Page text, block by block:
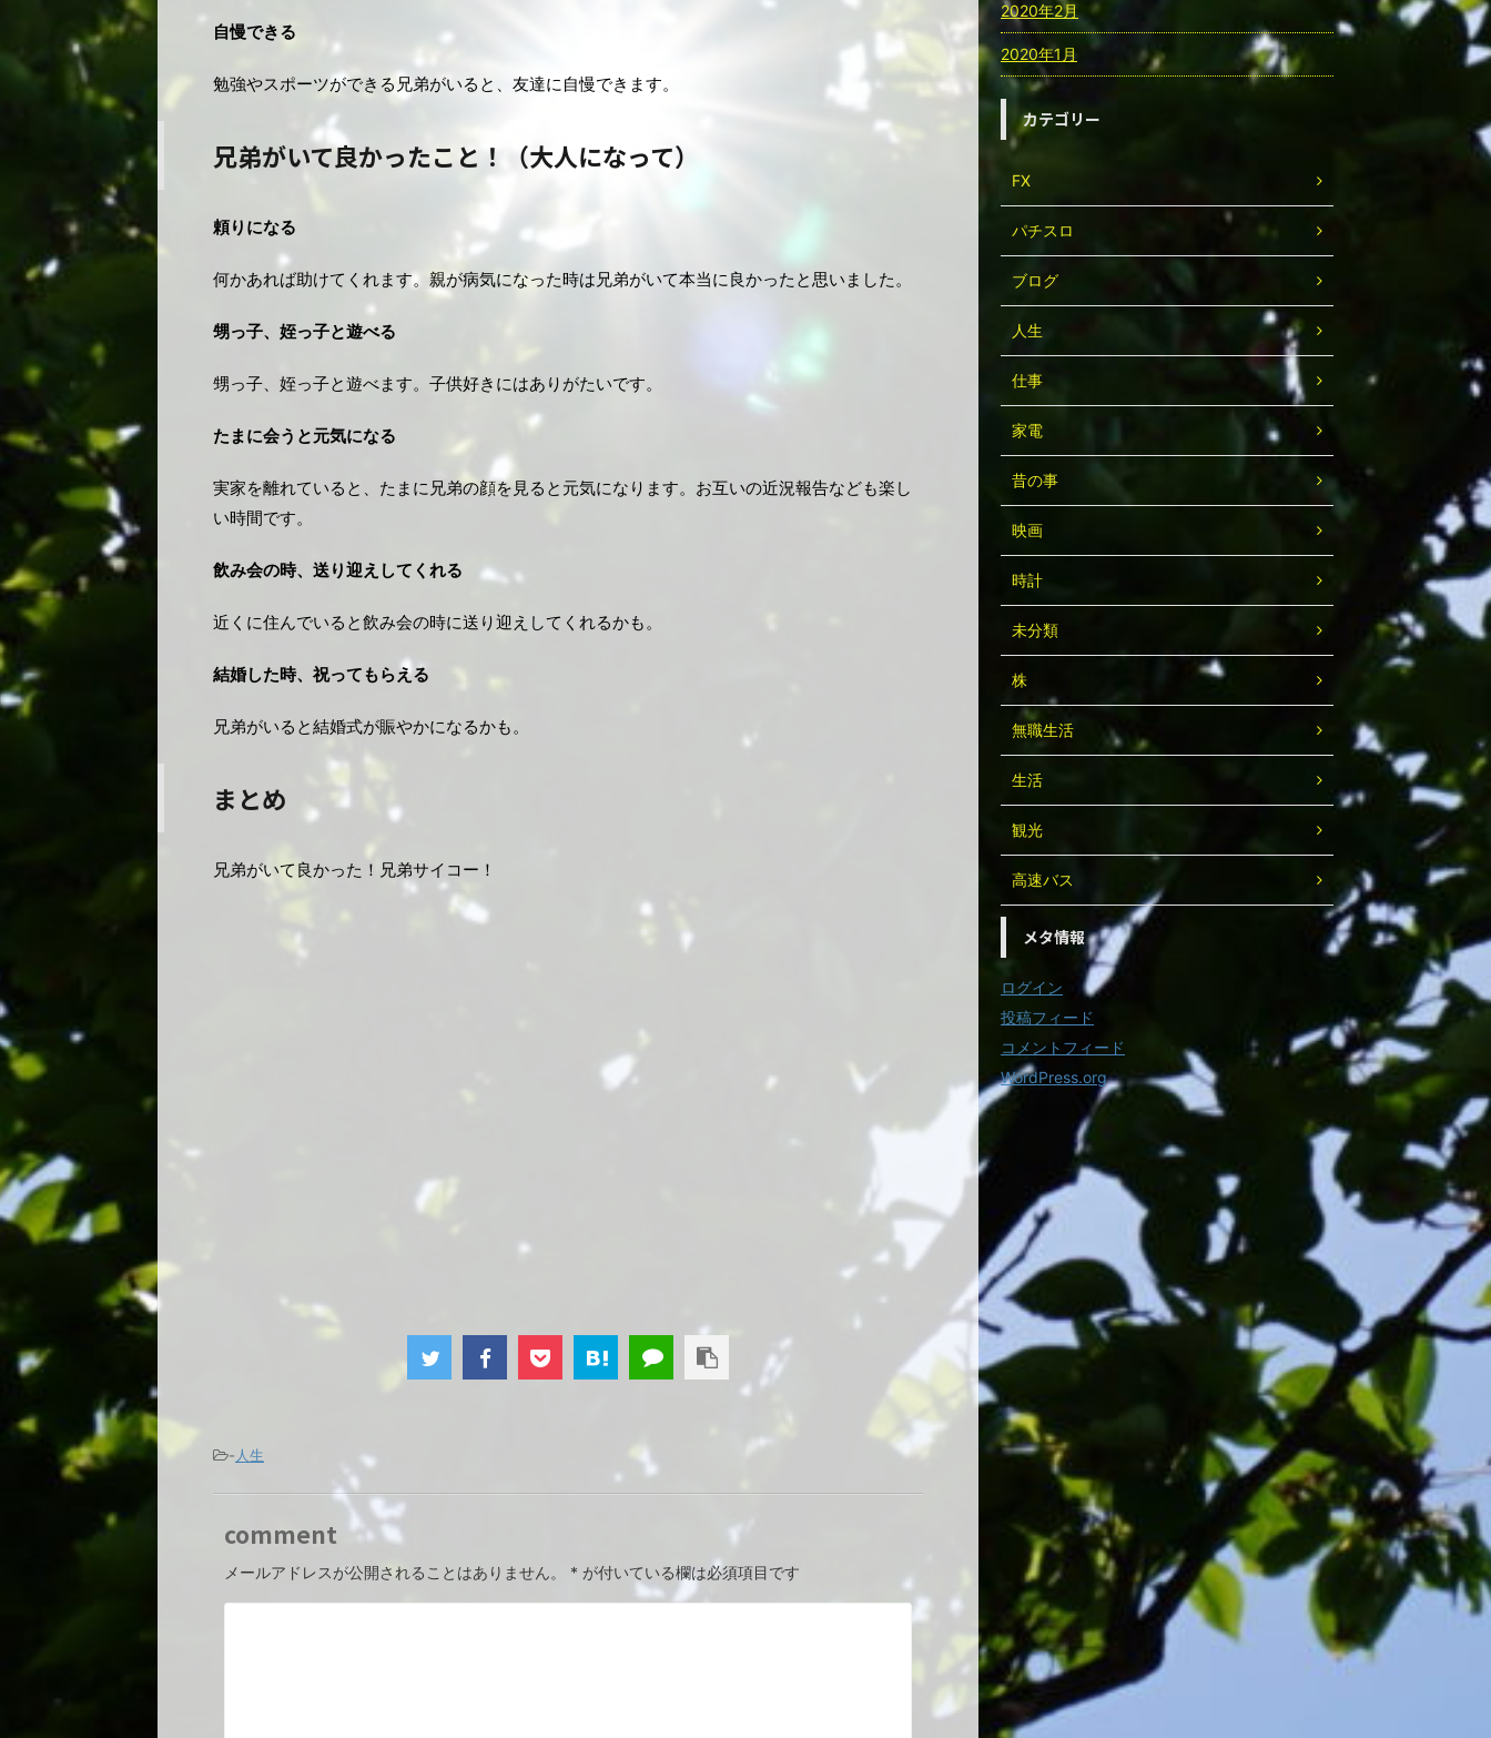
自慢できる
勉強やスポーツができる兄弟がいると、友達に自慢できます。
兄弟がいて良かったこと！（大人になって）
頼りになる
何かあれば助けてくれます。親が病気になった時は兄弟がいて本当に良かったと思いました。
甥っ子、姪っ子と遊べる
甥っ子、姪っ子と遊べます。子供好きにはありがたいです。
たまに会うと元気になる
実家を離れていると、たまに兄弟の顔を見ると元気になります。お互いの近況報告なども楽し
い時間です。
飲み会の時、送り迎えしてくれる
近くに住んでいると飲み会の時に送り迎えしてくれるかも。
結婚した時、祝ってもらえる
兄弟がいると結婚式が賑やかになるかも。
まとめ
兄弟がいて良かった！兄弟サイコー！
- 人生
comment
メールアドレスが公開されることはありません。 * が付いている欄は必須項目です
2020年2月
2020年1月
カテゴリー
FX
パチスロ
ブログ
人生
仕事
家電
昔の事
映画
時計
未分類
株
無職生活
生活
観光
高速バス
メタ情報
ログイン
投稿フィード
コメントフィード
WordPress.org